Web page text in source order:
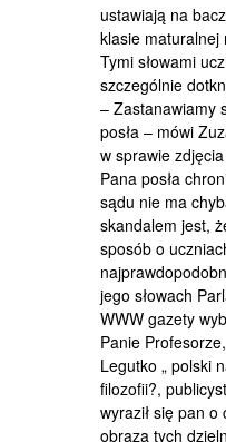
ustawiają na
klasie maturalnej
Tymi słowami
szczególnie
– Zastanawiamy
posła – mówi
w sprawie
Pana posła
sądu nie ma
skandalem jest,
sposób o
jego słowach
WWW gazety
Panie
Legutko „ polski
filozofii?,
wyraził się pan o
obraza tych